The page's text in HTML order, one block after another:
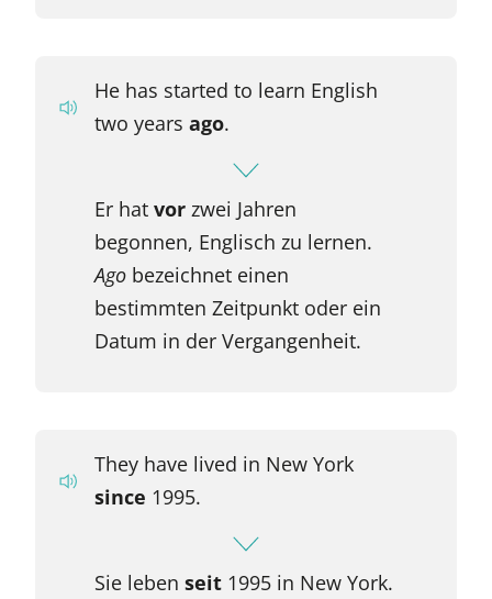
He has started to learn English
two years ago.
Er hat vorzwei Jahren
begonnen, Englisch zu lernen.
Agobezeichnet einen
bestimmten Zeitpunkt oder ein
Datum in der Vergangenheit.
They have lived in New York
since 1995.
Sie leben seit1995 in New York.